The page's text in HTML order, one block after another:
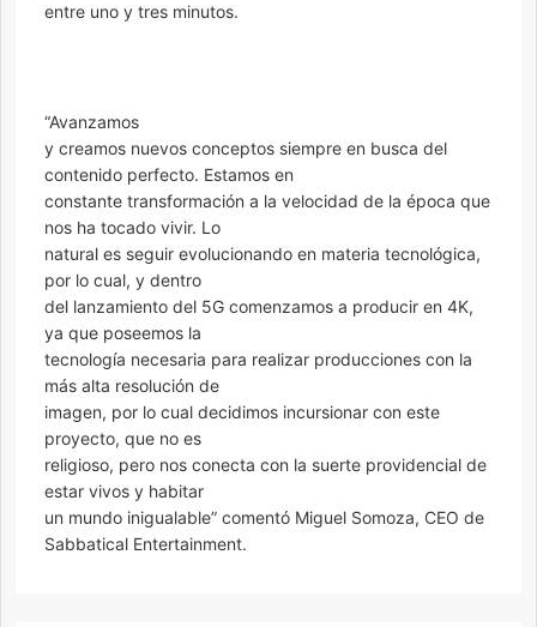
entre uno y tres minutos.
“Avanzamos
y creamos nuevos conceptos siempre en busca del
contenido perfecto. Estamos en
constante transformación a la velocidad de la época que
nos ha tocado vivir. Lo
natural es seguir evolucionando en materia tecnológica,
por lo cual, y dentro
del lanzamiento del 5G comenzamos a producir en 4K,
ya que poseemos la
tecnología necesaria para realizar producciones con la
más alta resolución de
imagen, por lo cual decidimos incursionar con este
proyecto, que no es
religioso, pero nos conecta con la suerte providencial de
estar vivos y habitar
un mundo inigualable” comentó Miguel Somoza, CEO de
Sabbatical Entertainment.